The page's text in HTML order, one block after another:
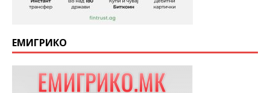
ЕМИГРИКО